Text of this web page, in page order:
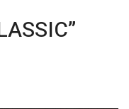
o novo